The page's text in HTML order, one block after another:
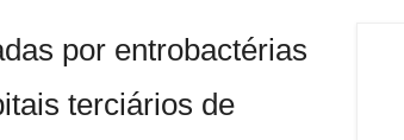
por entrobactérias
terciários de